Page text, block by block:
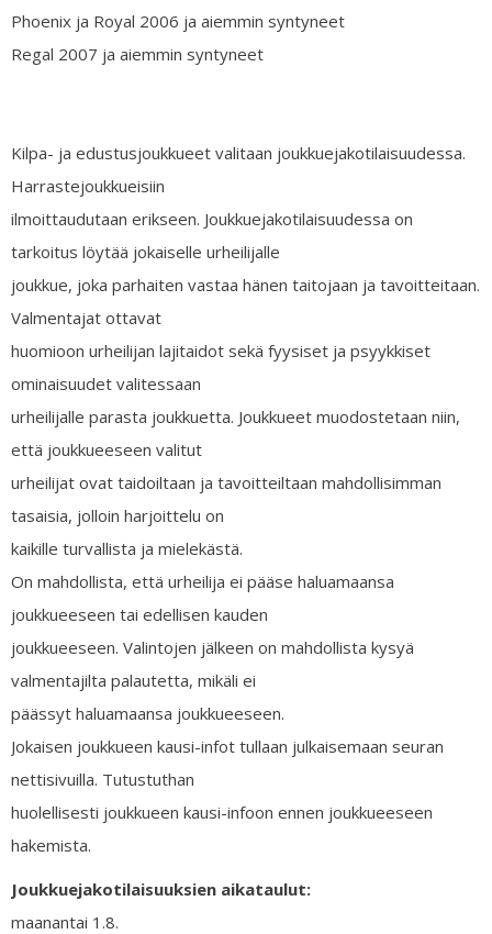
Phoenix ja Royal 2006 ja aiemmin syntyneet
Regal 2007 ja aiemmin syntyneet
Kilpa- ja edustusjoukkueet valitaan joukkuejakotilaisuudessa.
Harrastejoukkueisiin
ilmoittaudutaan erikseen. Joukkuejakotilaisuudessa on
tarkoitus löytää jokaiselle urheilijalle
joukkue, joka parhaiten vastaa hänen taitojaan ja tavoitteitaan.
Valmentajat ottavat
huomioon urheilijan lajitaidot sekä fyysiset ja psyykkiset
ominaisuudet valitessaan
urheilijalle parasta joukkuetta. Joukkueet muodostetaan niin,
että joukkueeseen valitut
urheilijat ovat taidoiltaan ja tavoitteiltaan mahdollisimman
tasaisia, jolloin harjoittelu on
kaikille turvallista ja mielekästä.
On mahdollista, että urheilija ei pääse haluamaansa
joukkueeseen tai edellisen kauden
joukkueeseen. Valintojen jälkeen on mahdollista kysyä
valmentajilta palautetta, mikäli ei
päässyt haluamaansa joukkueeseen.
Jokaisen joukkueen kausi-infot tullaan julkaisemaan seuran
nettisivuilla. Tutustuthan
huolellisesti joukkueen kausi-infoon ennen joukkueeseen
hakemista.
Joukkuejakotilaisuuksien aikataulut:
maanantai 1.8.